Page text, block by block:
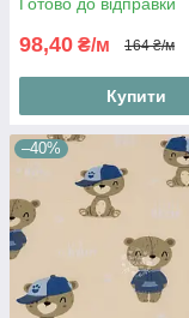
Готово до відправки
98,40 ₴/м 164 ₴/м
Купити
–40%